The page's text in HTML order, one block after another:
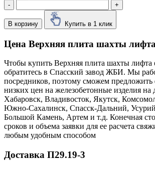
- +
В корзину Купить в 1 клик
Цена Верхняя плита шахты
Чтобы купить Верхняя плита шахты лифта
обратитесь в Cпасский завод ЖБИ. Мы
посредников, поэтому сможем
низких цен на железобетонные изделия на
Хабаровск, Владивосток, Якутск,
Южно-Сахалинск, Спасск-Дальний,
Большой Камень, Артем и т.д. Конечная
сроков и объема заявки для ее расчета
любым удобным способом
Доставка П29.19-3